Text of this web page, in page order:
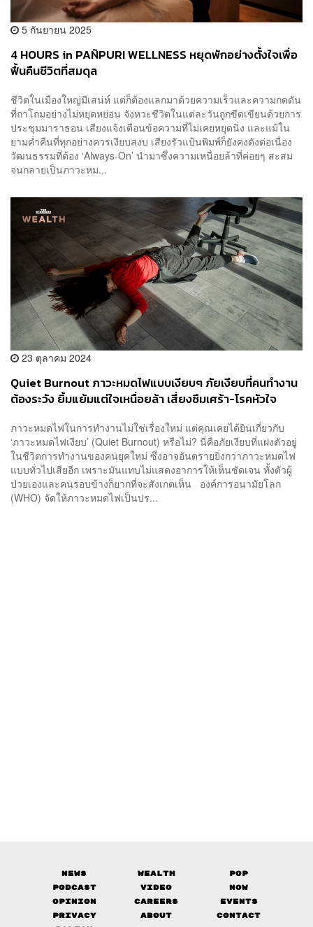
5 กันยายน 2025
4 HOURS in PAÑPURI WELLNESS หยุดพักอย่างตั้งใจเพื่อ
ฟื้นคืนชีวิตที่สมดุล
ชีวิตในเมืองใหญ่มีเสน่ห์ แต่ก็ต้องแลกมาด้วยความเร็วและความกดดัน
ที่ถาโถมอย่างไม่หยุดหย่อน จังหวะชีวิตในแต่ละวันถูกขีดเขียนด้วยการ
ประชุมมาราธอน เสียงแจ้งเตือนข้อความที่ไม่เคยหยุดนิ่ง และแม้ใน
ยามค่ำคืนที่ทุกอย่างควรเงียบสงบ เสียงรัวแป้นพิมพ์ก็ยังคงดังต่อเนื่อง
วัฒนธรรมที่ต้อง ‘Always-On’ นำมาซึ่งความเหนื่อยล้าที่ค่อยๆ สะสม
จนกลายเป็นภาวะหม...
23 ตุลาคม 2024
Quiet Burnout ภาวะหมดไฟแบบเงียบๆ ภัยเงียบที่คนทำงาน
ต้องระวัง ยิ้มแย้มแต่ใจเหนื่อยล้า เสี่ยงซึมเศร้า-โรคหัวใจ
ภาวะหมดไฟในการทำงานไม่ใช่เรื่องใหม่ แต่คุณเคยได้ยินเกี่ยวกับ
‘ภาวะหมดไฟเงียบ’ (Quiet Burnout) หรือไม่? นี่คือภัยเงียบที่แฝงตัวอยู่
ในชีวิตการทำงานของคนยุคใหม่ ซึ่งอาจอันตรายยิ่งกว่าภาวะหมดไฟ
แบบทั่วไปเสียอีก เพราะมันแทบไม่แสดงอาการให้เห็นชัดเจน ทั้งตัวผู้
ป่วยเองและคนรอบข้างก็ยากที่จะสังเกตเห็น องค์การอนามัยโลก
(WHO) จัดให้ภาวะหมดไฟเป็นปร...
News Wealth
Pop
Podcast
Video
Now
Opinion
Careers
Events
Privacy
About Contact